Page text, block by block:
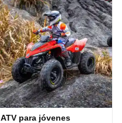
ATV para jóvenes